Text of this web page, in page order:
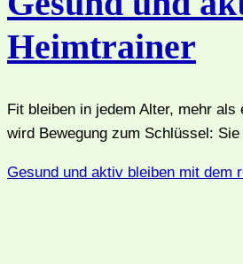
Heimtrainer
Fit bleiben in jedem Alter, mehr
wird Bewegung zum Schlüssel:
Gesund und aktiv bleiben mit dem